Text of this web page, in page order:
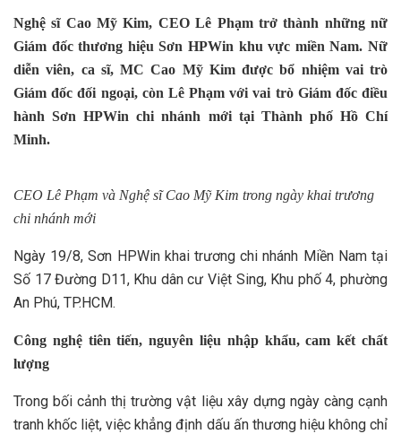
Nghệ sĩ Cao Mỹ Kim, CEO Lê Phạm trở thành những nữ
Giám đốc thương hiệu Sơn HPWin khu vực miền Nam. Nữ
diễn viên, ca sĩ, MC Cao Mỹ Kim được bổ nhiệm vai trò
Giám đốc đối ngoại, còn Lê Phạm với vai trò Giám đốc điều
hành Sơn HPWin chi nhánh mới tại Thành phố Hồ Chí
Minh.
CEO Lê Phạm và Nghệ sĩ Cao Mỹ Kim trong ngày khai trương
chi nhánh mới
Ngày 19/8, Sơn HPWin khai trương chi nhánh Miền Nam tại
Số 17 Đường D11, Khu dân cư Việt Sing, Khu phố 4, phường
An Phú, TP.HCM.
Công nghệ tiên tiến, nguyên liệu nhập khẩu, cam kết chất
lượng
Trong bối cảnh thị trường vật liệu xây dựng ngày càng cạnh
tranh khốc liệt, việc khẳng định dấu ấn thương hiệu không chỉ